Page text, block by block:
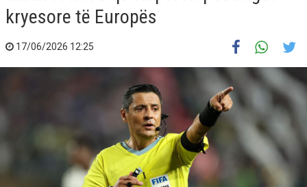
kryesore të Europës
17/06/2026 12:25